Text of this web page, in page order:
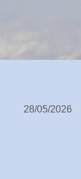
28/05/2026